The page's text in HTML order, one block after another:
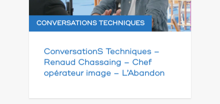
CONVERSATIONS TECHNIQUES
ConversationS Techniques –
Renaud Chassaing – Chef
opérateur image – L’Abandon